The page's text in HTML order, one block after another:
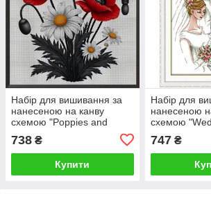
Набір для вишивання за
нанесеною на канву
схемою "Poppies and
daisies". AIDA 11CT printed
, 36*36 см
738 ₴
Купити
Набір для
нанесеною
схемою
AIDA 14CT
см
747₴